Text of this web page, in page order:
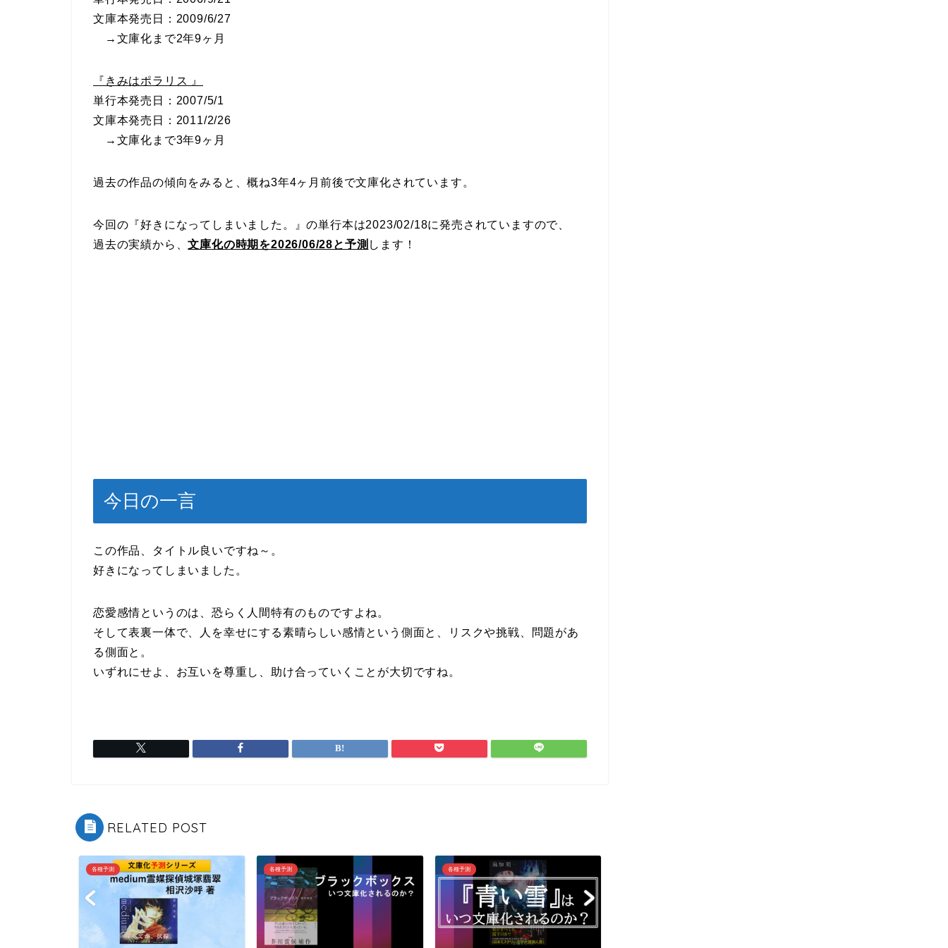
文庫本発売日：2009/6/27
→文庫化まで2年9ヶ月
『きみはポラリス 』
単行本発売日：2007/5/1
文庫本発売日：2011/2/26
→文庫化まで3年9ヶ月
過去の作品の傾向をみると、概ね3年4ヶ月前後で文庫化されています。
今回の『好きになってしまいました。』の単行本は2023/02/18に発売されていますので、
過去の実績から、文庫化の時期を2026/06/28と予測 します！
今日の一言
この作品、タイトル良いですね～。
好きになってしまいました。
恋愛感情というのは、恐らく人間特有のものですよね。
そして表裏一体で、人を幸せにする素晴らしい感情という側面と、リスクや挑戦、問題があ
る側面と。
いずれにせよ、お互いを尊重し、助け合っていくことが大切ですね。
RELATED POST
各種予測 各種予測 各種予測